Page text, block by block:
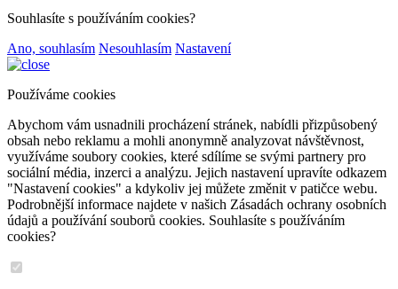
Souhlasíte s používáním cookies?
Ano, souhlasím Nesouhlasím Nastavení
Používáme cookies
Abychom vám usnadnili procházení stránek, nabídli přizpůsobený
obsah nebo reklamu a mohli anonymně analyzovat návštěvnost,
využíváme soubory cookies, které sdílíme se svými partnery pro
sociální média, inzerci a analýzu. Jejich nastavení upravíte odkazem
"Nastavení cookies" a kdykoliv jej můžete změnit v patičce webu.
Podrobnější informace najdete v našich Zásadách ochrany osobních
údajů a používání souborů cookies. Souhlasíte s používáním
cookies?